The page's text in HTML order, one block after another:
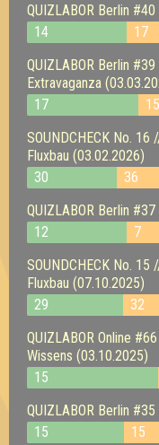
QUIZLABOR Berlin
14
17
QUIZLABOR Berlin
Extravaganza
17
15
SOUNDCHECK No.
Fluxbau (03.02.2026)
30
36
QUIZLABOR Berlin
12
7
SOUNDCHECK No.
Fluxbau (07.10.2025)
29
32
QUIZLABOR Online
Wissens (03.10.2025)
15
QUIZLABOR Berlin
15
15